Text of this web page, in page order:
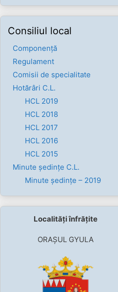
Consiliul local
Componenţă
Regulament
Comisii de specialitate
Hotărâri C.L.
HCL 2019
HCL 2018
HCL 2017
HCL 2016
HCL 2015
Minute ședințe C.L.
Minute ședințe – 2019
Localități înfrățite
ORAȘUL GYULA